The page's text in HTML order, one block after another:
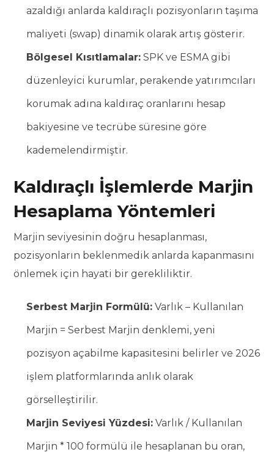
azaldığı anlarda kaldıraçlı pozisyonların taşıma
maliyeti (swap) dinamik olarak artış gösterir.
Bölgesel Kısıtlamalar: SPK ve ESMA gibi
düzenleyici kurumlar, perakende yatırımcıları
korumak adına kaldıraç oranlarını hesap
bakiyesine ve tecrübe süresine göre
kademelendirmiştir.
Kaldıraçlı İşlemlerde Marjin
Hesaplama Yöntemleri
Marjin seviyesinin doğru hesaplanması,
pozisyonların beklenmedik anlarda kapanmasını
önlemek için hayati bir gerekliliktir.
Serbest Marjin Formülü: Varlık – Kullanılan
Marjin = Serbest Marjin denklemi, yeni
pozisyon açabilme kapasitesini belirler ve 2026
işlem platformlarında anlık olarak
görselleştirilir.
Marjin Seviyesi Yüzdesi: Varlık / Kullanılan
Marjin * 100 formülü ile hesaplanan bu oran,